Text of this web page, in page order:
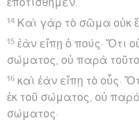
ἐποτίσθημεν.
14 Καὶ γὰρ τὸ σῶμα οὐκ
15 ἐὰν εἴπῃ ὁ πούς· Ὅτι
σώματος, οὐ παρὰ τοῦτο
16 καὶ ἐὰν εἴπῃ τὸ οὖς·
ἐκ τοῦ σώματος, οὐ παρὰ
σώματος·